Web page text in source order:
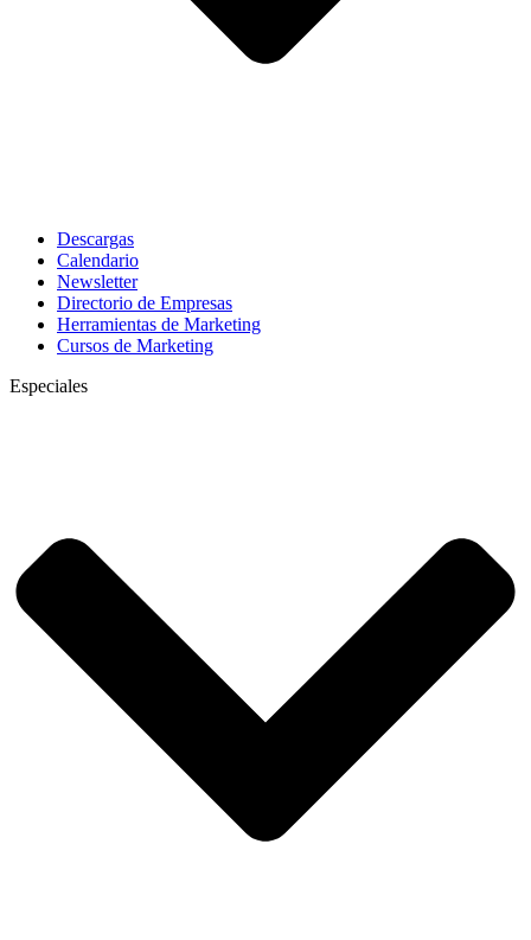
Descargas
Calendario
Newsletter
Directorio de Empresas
Herramientas de Marketing
Cursos de Marketing
Especiales